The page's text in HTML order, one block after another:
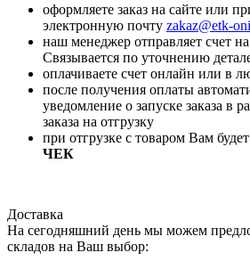
оформляете заказ на сайте или
электронную почту zakaz@etk-
наш менеджер отправляет счет
Связывается по уточнению
оплачиваете счет онлайн или в
после получения оплаты
уведомление о запуске заказа в
заказа на отгрузку
при отгрузке с товаром Вам
ЧЕК
Доставка
На сегодняшний день мы можем
складов на Ваш выбор: